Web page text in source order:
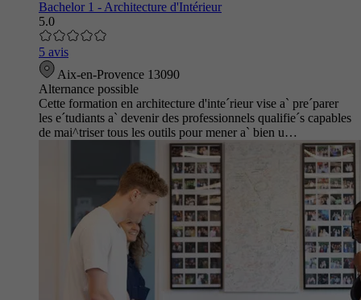
Bachelor 1 - Architecture d'Intérieur
5.0
5 avis
Aix-en-Provence 13090
Alternance possible
Cette formation en architecture d'inte´rieur vise a` pre´parer
les e´tudiants a` devenir des professionnels qualifie´s capables
de mai^triser tous les outils pour mener a` bien u…